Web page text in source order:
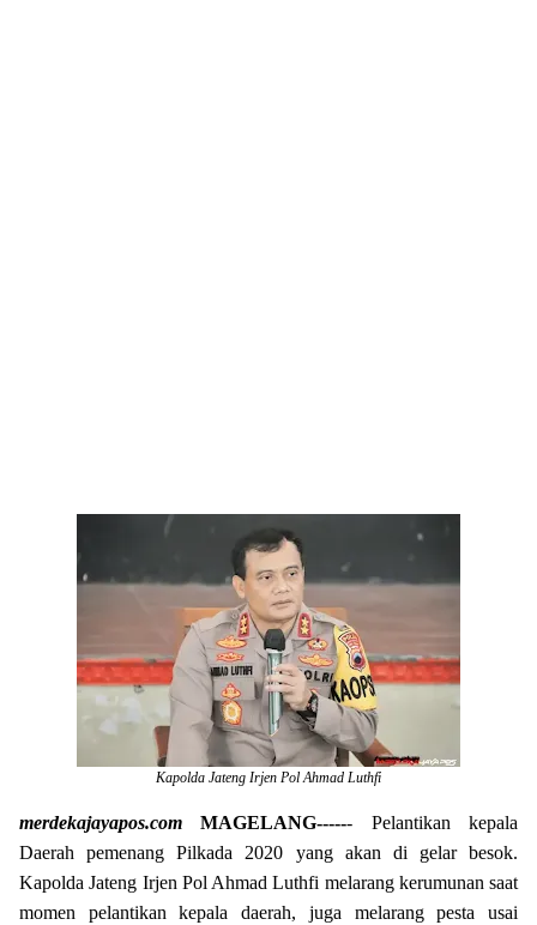
Kapolda Jateng Irjen Pol Ahmad Luthfi
merdekajayapos.com MAGELANG------ Pelantikan kepala
Daerah pemenang Pilkada 2020 yang akan di gelar besok.
Kapolda Jateng Irjen Pol Ahmad Luthfi melarang kerumunan saat
momen pelantikan kepala daerah, juga melarang pesta usai